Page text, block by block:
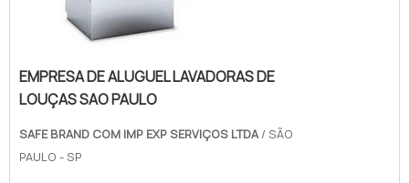
EMPRESA DE ALUGUEL LAVADORAS DE
LOUÇAS SAO PAULO
SAFE BRAND COM IMP EXP SERVIÇOS LTDA/ SÃO
PAULO - SP